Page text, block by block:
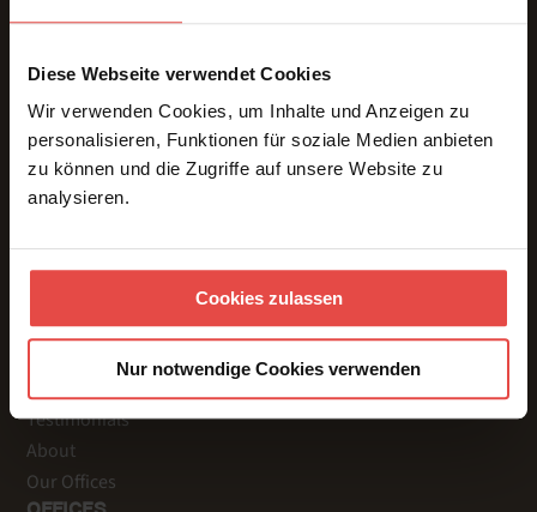
Diese Webseite verwendet Cookies
Wir verwenden Cookies, um Inhalte und Anzeigen zu
personalisieren, Funktionen für soziale Medien anbieten
zu können und die Zugriffe auf unsere Website zu
analysieren.
Cookies zulassen
Nur notwendige Cookies verwenden
Conference Interpreting | In-Person * Online * Hybrid.
Interpreting
Testimonials
About
Our Offices